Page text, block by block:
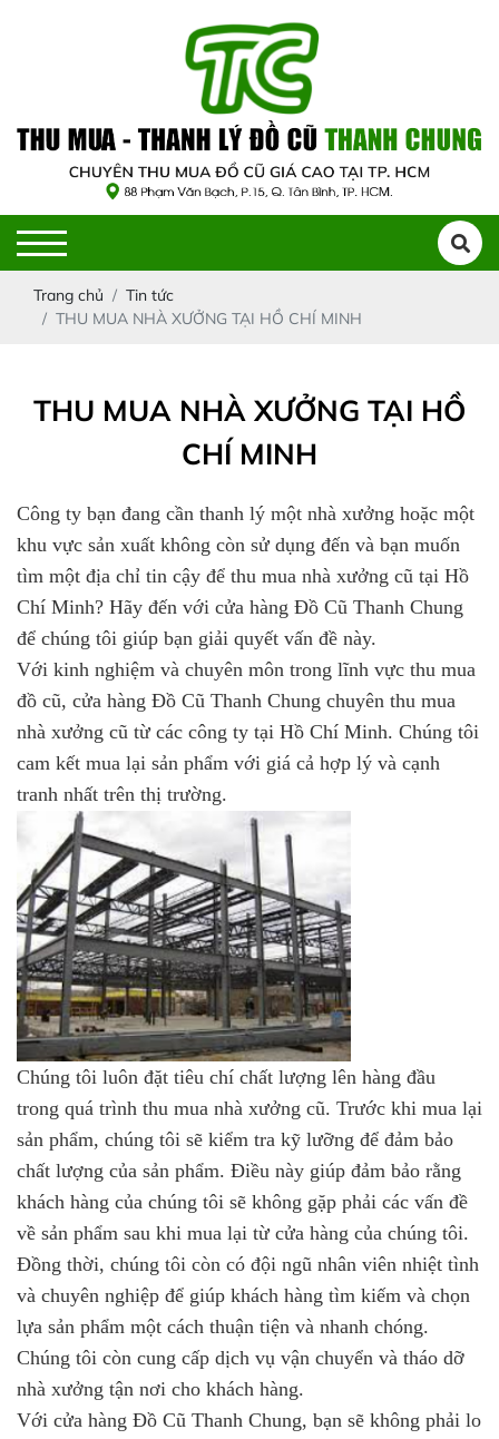
Trang chủ
Tin tức
THU MUA NHÀ XƯỞNG TẠI HỒ CHÍ MINH
THU MUA NHÀ XƯỞNG TẠI HỒ
CHÍ MINH
Công ty bạn đang cần thanh lý một nhà xưởng hoặc một
khu vực sản xuất không còn sử dụng đến và bạn muốn
tìm một địa chỉ tin cậy để thu mua nhà xưởng cũ tại Hồ
Chí Minh? Hãy đến với cửa hàng Đồ Cũ Thanh Chung
để chúng tôi giúp bạn giải quyết vấn đề này.
Với kinh nghiệm và chuyên môn trong lĩnh vực thu mua
đồ cũ, cửa hàng Đồ Cũ Thanh Chung chuyên thu mua
nhà xưởng cũ từ các công ty tại Hồ Chí Minh. Chúng tôi
cam kết mua lại sản phẩm với giá cả hợp lý và cạnh
tranh nhất trên thị trường.
Chúng tôi luôn đặt tiêu chí chất lượng lên hàng đầu
trong quá trình thu mua nhà xưởng cũ. Trước khi mua lại
sản phẩm, chúng tôi sẽ kiểm tra kỹ lưỡng để đảm bảo
chất lượng của sản phẩm. Điều này giúp đảm bảo rằng
khách hàng của chúng tôi sẽ không gặp phải các vấn đề
về sản phẩm sau khi mua lại từ cửa hàng của chúng tôi.
Đồng thời, chúng tôi còn có đội ngũ nhân viên nhiệt tình
và chuyên nghiệp để giúp khách hàng tìm kiếm và chọn
lựa sản phẩm một cách thuận tiện và nhanh chóng.
Chúng tôi còn cung cấp dịch vụ vận chuyển và tháo dỡ
nhà xưởng tận nơi cho khách hàng.
Với cửa hàng Đồ Cũ Thanh Chung, bạn sẽ không phải lo